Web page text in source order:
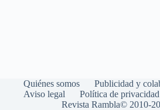
Quiénes somos
Publicidad y
Aviso legal
Política de privacidad
Revista Rambla© 2010-